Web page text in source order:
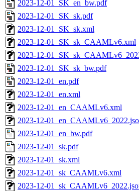
2023-12-01_SK_en_bw.pdf
2023-12-01_SK_sk.pdf
2023-12-01_SK_sk.xml
2023-12-01_SK_sk_CAAMLv6.xml
2023-12-
2023-12-01_SK_sk_bw.pdf
2023-12-01_en.pdf
2023-12-01_en.xml
2023-12-01_en_CAAMLv6.xml
2023-12-
2023-12-01_en_bw.pdf
2023-12-01_sk.pdf
2023-12-01_sk.xml
2023-12-01_sk_CAAMLv6.xml
2023-12-